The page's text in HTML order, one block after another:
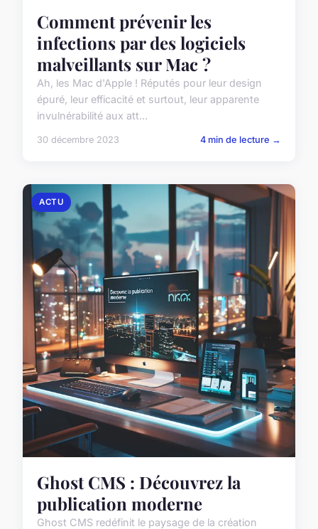
Comment prévenir les
infections par des logiciels
malveillants sur Mac ?
Ah, les Mac d'Apple ! Réputés pour leur design
épuré, leur efficacité et surtout, leur apparente
invulnérabilité aux att...
30 décembre 2023 4 min de lecture →
ACTU
Ghost CMS : Découvrez la
publication moderne
Ghost CMS redéfinit le paysage de la création